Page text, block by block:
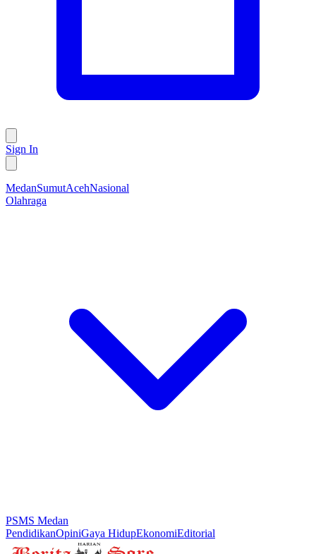
Sign In
MedanSumutAcehNasional
Olahraga
PSMS Medan
PendidikanOpiniGaya HidupEkonomiEditorial